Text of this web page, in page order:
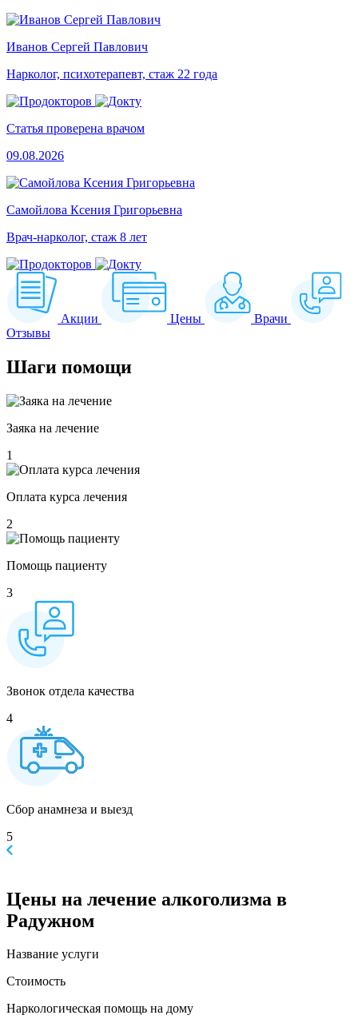
Иванов Сергей Павлович
Нарколог, психотерапевт, стаж 22 года
Статья проверена врачом
09.08.2026
Самойлова Ксения Григорьевна
Врач-нарколог, стаж 8 лет
Акции Цены
Врачи
Отзывы
Шаги помощи
Заяка на лечение
1
Оплата курса лечения
2
Помощь пациенту
3
Звонок отдела качества
4
Сбор анамнеза и выезд
5
Цены на лечение алкоголизма в
Радужном
Название услуги
Стоимость
Наркологическая помощь на дому